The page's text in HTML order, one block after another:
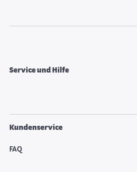
Service und Hilfe
Kundenservice
FAQ